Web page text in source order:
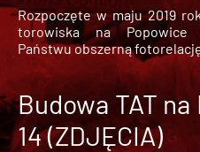
Rozpoczęte w maju 2019
torowiska na Popowice
Państwu obszerną
Budowa TAT
14 (ZDJĘCIA)